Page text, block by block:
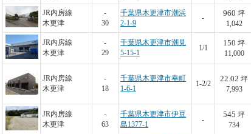
JR内房線
木更津
-
30
千葉県木更津市潮浜
2-1-9
-
960 坪
1,042
JR内房線
木更津
-
29
千葉県木更津市潮見
5-15-1
1/1
150 坪
11,000
JR内房線
木更津
-
18
千葉県木更津市幸町
1-6-1
1-2/2
22.02 坪
7,993
JR内房線
木更津
-
63
千葉県木更津市伊豆
島1377-1
-
545 坪
734